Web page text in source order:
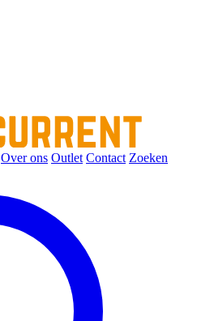
Over ons Outlet Contact Zoeken